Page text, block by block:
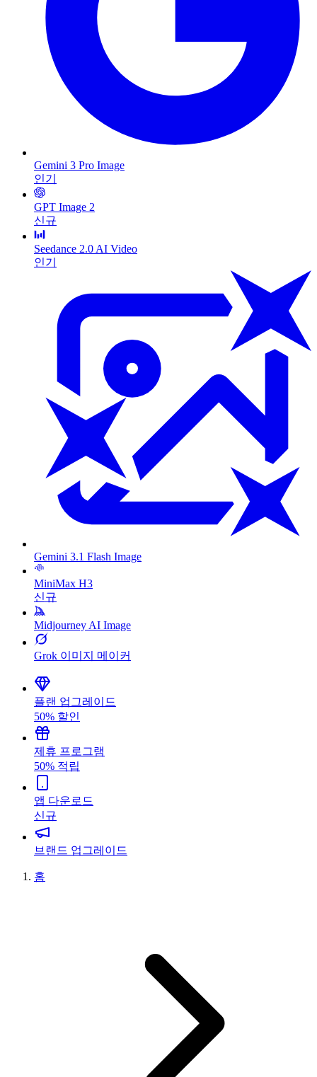
Gemini 3 Pro Image
인기
GPT Image 2
신규
Seedance 2.0 AI Video
인기
Gemini 3.1 Flash Image
MiniMax H3
신규
Midjourney AI Image
Grok 이미지 메이커
플랜 업그레이드
50% 할인
제휴 프로그램
50% 적립
앱 다운로드
신규
브랜드 업그레이드
홈